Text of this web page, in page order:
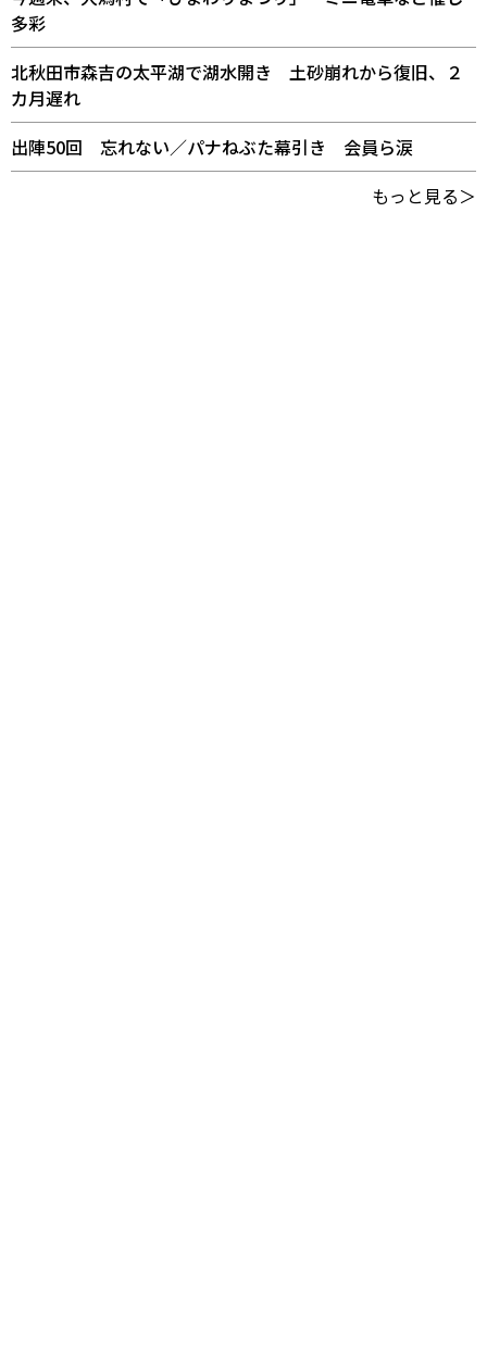
多彩
北秋田市森吉の太平湖で湖水開き 土砂崩れから復旧、２
カ月遅れ
出陣50回 忘れない／パナねぶた幕引き 会員ら涙
もっと見る＞